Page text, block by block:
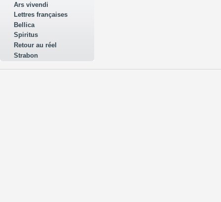
Ars vivendi
Lettres françaises
Bellica
Spiritus
Retour au réel
Strabon